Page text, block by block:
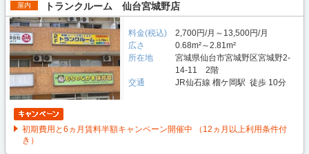
屋内 トランクルーム 仙台宮城野店
料金(税込)
2,700円/月～13,500円/月
広さ
0.68m²～2.81m²
所在地
宮城県仙台市宮城野区宮城野2-
14-11 2階
交通
JR仙石線 榴ケ岡駅 徒歩 10分
初期費用と6ヵ月賃料半額キャンペーン開催中 （12ヵ月以上利用条件付
き）